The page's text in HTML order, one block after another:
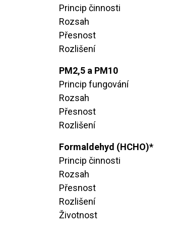
Princip činnosti
Rozsah
Přesnost
Rozlišení
PM2,5 a PM10
Princip fungování
Rozsah
Přesnost
Rozlišení
Formaldehyd (HCHO)*
Princip činnosti
Rozsah
Přesnost
Rozlišení
Životnost